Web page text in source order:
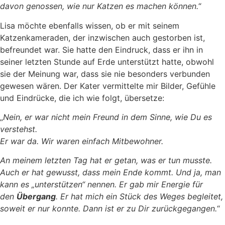
davon genossen, wie nur Katzen es machen können.“
Lisa möchte ebenfalls wissen, ob er mit seinem
Katzenkameraden, der inzwischen auch gestorben ist,
befreundet war. Sie hatte den Eindruck, dass er ihn in
seiner letzten Stunde auf Erde unterstützt hatte, obwohl
sie der Meinung war, dass sie nie besonders verbunden
gewesen wären. Der Kater vermittelte mir Bilder, Gefühle
und Eindrücke, die ich wie folgt, übersetze:
„Nein, er war nicht mein Freund in dem Sinne, wie Du es
verstehst.
Er war da. Wir waren einfach Mitbewohner.
An meinem letzten Tag hat er getan, was er tun musste.
Auch er hat gewusst, dass mein Ende kommt. Und ja, man
kann es „unterstützen“ nennen. Er gab mir Energie für
den Übergang. Er hat mich ein Stück des Weges begleitet,
soweit er nur konnte. Dann ist er zu Dir zurückgegangen.“